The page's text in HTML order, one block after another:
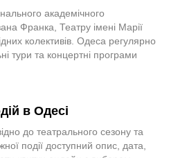
академічного
Франка, Театру імені Марії
колективів. Одеса регулярно
тури та концертні програми
в Одесі
до театрального сезону та
події доступний опис, дата,